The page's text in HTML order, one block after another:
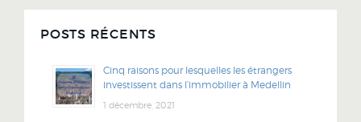
POSTS RÉCENTS
Cinq raisons pour lesquelles les étrangers
investissent dans l’immobilier à Medellin
1 décembre, 2021